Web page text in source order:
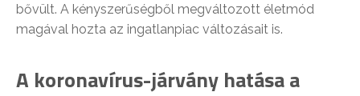
bővült. A kényszerűségből megváltozott életmód
magával hozta az ingatlanpiac változásait is.
A koronavírus-járvány hatása a